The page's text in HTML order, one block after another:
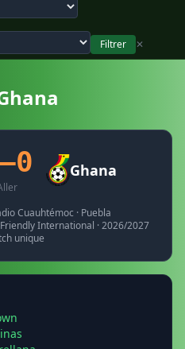
Filtrer
✕
Ghana
Cuauhtémoc · Puebla
International · 2026/2027
unique